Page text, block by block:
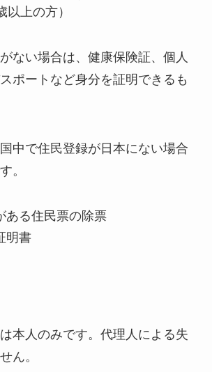
以上の方）
ない場合は、健康保険証、個人
ポートなど身分を証明できるも
中で住民登録が日本にない場合
。
ある住民票の除票
明書
本人のみです。代理人による失
ん。